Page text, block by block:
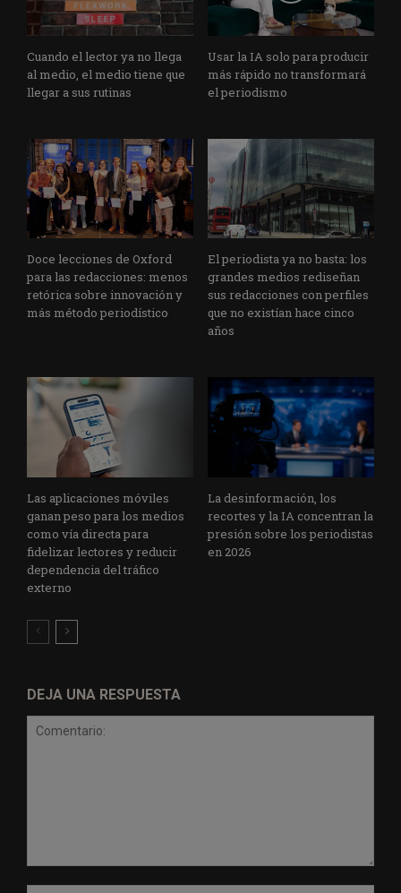
Cuando el lector ya no llega
al medio, el medio tiene que
llegar a sus rutinas
Usar la IA solo para producir
más rápido no transformará
el periodismo
Doce lecciones de Oxford
para las redacciones: menos
retórica sobre innovación y
más método periodístico
El periodista ya no basta: los
grandes medios rediseñan
sus redacciones con perfiles
que no existían hace cinco
años
Las aplicaciones móviles
ganan peso para los medios
como vía directa para
fidelizar lectores y reducir
dependencia del tráfico
externo
La desinformación, los
recortes y la IA concentran la
presión sobre los periodistas
en 2026
DEJA UNA RESPUESTA